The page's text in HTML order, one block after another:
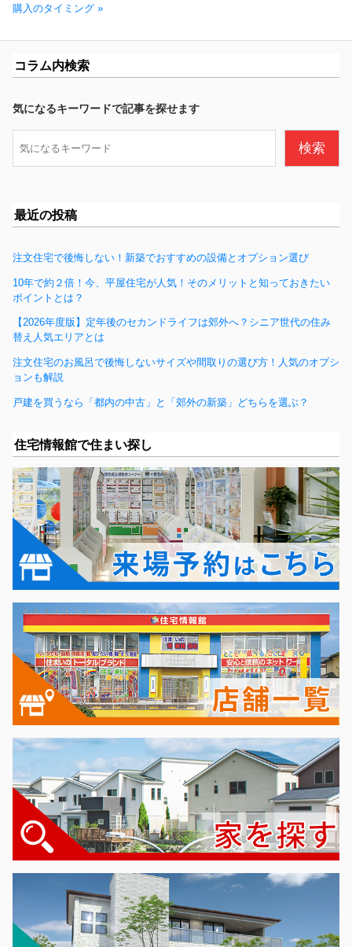
ビ
ョ
稿:
の
購入のタイミング
コラム内検索
気になるキーワードで記事を探せます
索
検索
最近の投稿
注文住宅で後悔しない！新築でおすすめの設備とオプション選び
10年で約２倍！今、平屋住宅が人気！そのメリットと知っておきたい
ポイントとは？
【2026年度版】定年後のセカンドライフは郊外へ？シニア世代の住み
替え人気エリアとは
注文住宅のお風呂で後悔しないサイズや間取りの選び方！人気のオプシ
ョンも解説
戸建を買うなら「都内の中古」と「郊外の新築」どちらを選ぶ？
住宅情報館で住まい探し